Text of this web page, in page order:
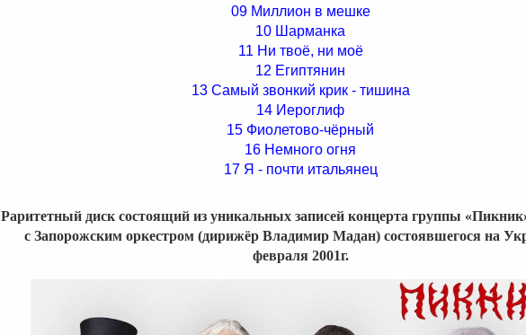
09 Миллион в мешке
10 Шарманка
11 Ни твоё, ни моё
12 Египтянин
13 Самый звонкий крик - тишина
14 Иероглиф
15 Фиолетово-чёрный
16 Немного огня
17 Я - почти итальянец
Раритетный диск состоящий из уникальных записей концерта группы
с Запорожским оркестром (дирижёр Владимир Мадан) состоявшегося на
февраля 2001г.